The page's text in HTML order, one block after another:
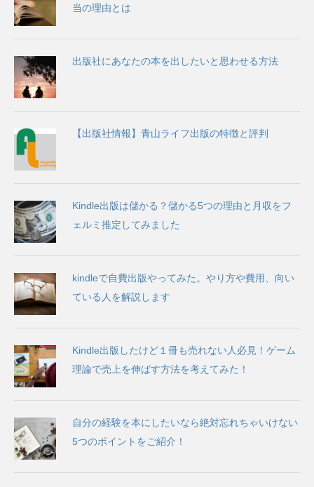
当の理由とは
出版社にあなたの本を出したいと思わせる方法
【出版社情報】青山ライフ出版の特徴と評判
Kindle出版は儲かる？儲かる5つの理由と月収をフ
ェルミ推定してみました
kindleで自費出版やってみた。やり方や費用、向い
ている人を解説します
Kindle出版したけど１冊も売れない人必見！ゲーム
理論で売上を伸ばす方法を考えてみた！
自分の経験を本にしたいなら絶対忘れちゃいけない
5つのポイントをご紹介！